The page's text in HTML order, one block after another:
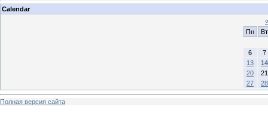
Calendar
«
Пн
Вт
6
7
13
14
20
21
27
28
Полная версия сайта